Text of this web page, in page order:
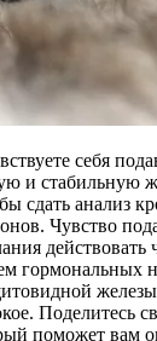
себя
и стабильную
сдать анализ
Чувство
действовать
гормональных
Поделитесь
поможет вам